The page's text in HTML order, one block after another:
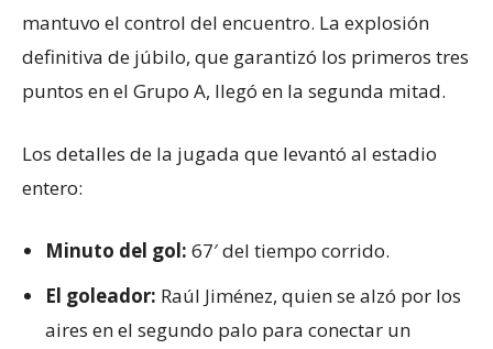
mantuvo el control del encuentro. La explosión
definitiva de júbilo, que garantizó los primeros tres
puntos en el Grupo A, llegó en la segunda mitad.
Los detalles de la jugada que levantó al estadio
entero:
Minuto del gol: 67′ del tiempo corrido.
El goleador: Raúl Jiménez, quien se alzó por los
aires en el segundo palo para conectar un